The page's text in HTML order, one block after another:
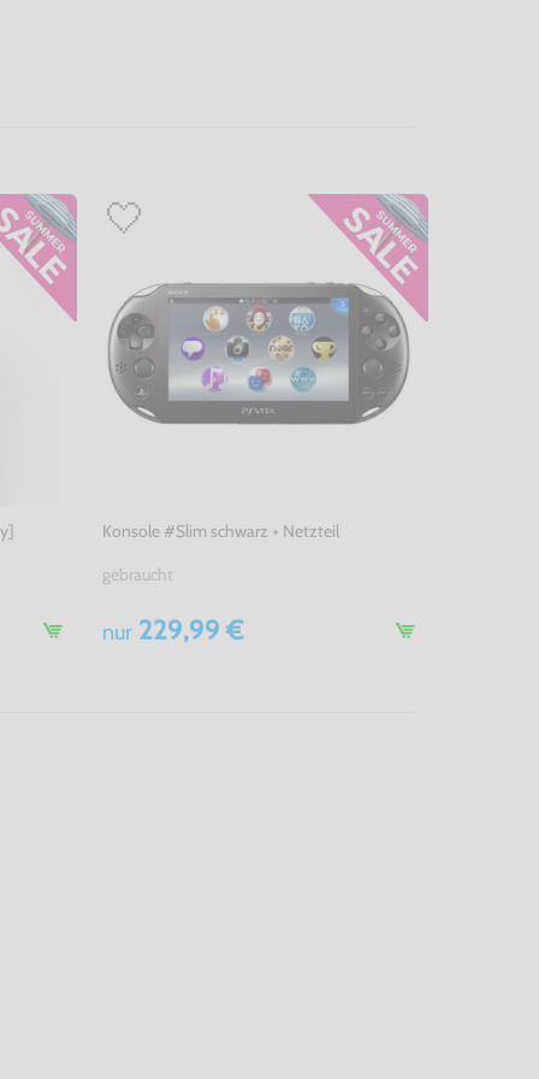
Konsole #Slim schwarz + Netzteil
gebraucht
nur229,99 €